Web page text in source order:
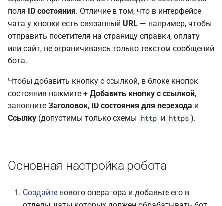
поля ID состояния. Отличие в том, что в интерфейсе
чата у кнопки есть связанный URL — например, чтобы
отправить посетителя на страницу справки, оплату
или сайт, не ограничиваясь только текстом сообщений
бота.
Чтобы добавить кнопку с ссылкой, в блоке кнопок
состояния нажмите + Добавить кнопку с ссылкой,
заполните Заголовок, ID состояния для перехода и
Ссылку (допустимы только схемы http и https ).
Основная настройка робота
Создайте нового оператора и добавьте его в